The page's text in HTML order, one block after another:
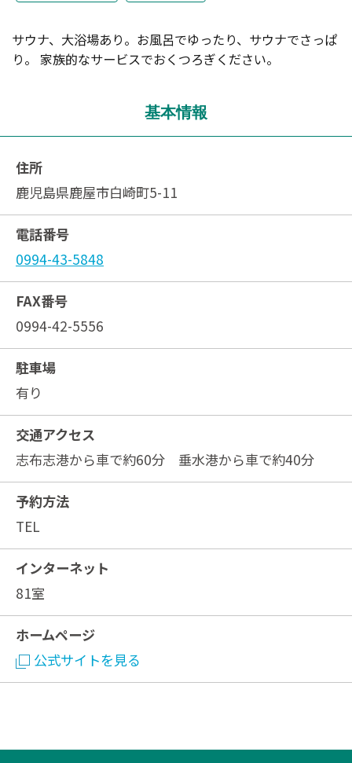
サウナ、大浴場あり。お風呂でゆったり、サウナでさっぱ
り。 家族的なサービスでおくつろぎください。
基本情報
住所
鹿児島県鹿屋市白崎町5-11
電話番号
0994-43-5848
FAX番号
0994-42-5556
駐車場
有り
交通アクセス
志布志港から車で約60分 垂水港から車で約40分
予約方法
TEL
インターネット
81室
ホームページ
公式サイトを見る